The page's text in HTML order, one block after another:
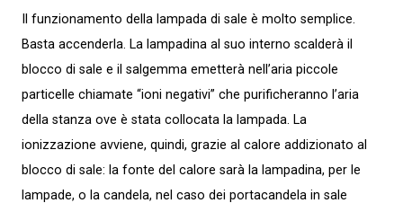
Il funzionamento della lampada di sale è molto semplice.
Basta accenderla. La lampadina al suo interno scalderà il
blocco di sale e il salgemma emetterà nell’aria piccole
particelle chiamate “ioni negativi” che purificheranno l’aria
della stanza ove è stata collocata la lampada. La
ionizzazione avviene, quindi, grazie al calore addizionato al
blocco di sale: la fonte del calore sarà la lampadina, per le
lampade, o la candela, nel caso dei portacandela in sale